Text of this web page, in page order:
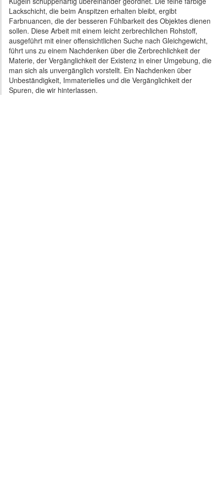
Lackschicht, die beim Anspitzen erhalten bleibt, ergibt
Farbnuancen, die der besseren Fühlbarkeit des Objektes dienen
sollen. Diese Arbeit mit einem leicht zerbrechlichen Rohstoff,
ausgeführt mit einer offensichtlichen Suche nach Gleichgewicht,
führt uns zu einem Nachdenken über die Zerbrechlichkeit der
Materie, der Vergänglichkeit der Existenz in einer Umgebung, die
man sich als unvergänglich vorstellt. Ein Nachdenken über
Unbeständigkeit, Immaterielles und die Vergänglichkeit der
Spuren, die wir hinterlassen.